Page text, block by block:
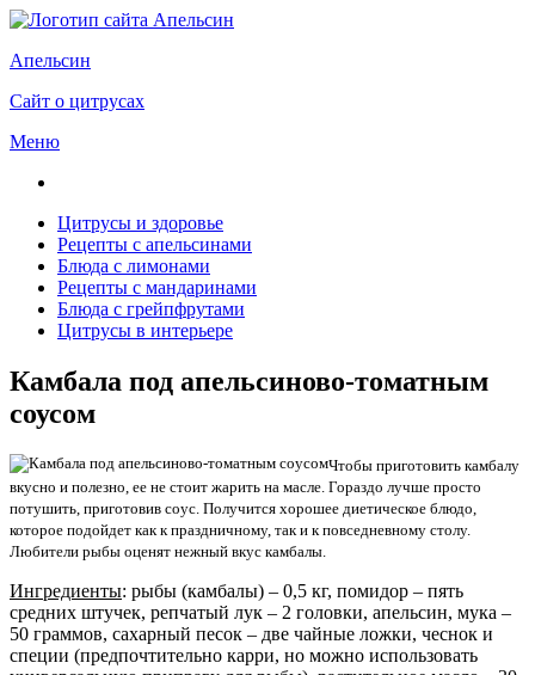
Апельсин
Сайт о цитрусах
Меню
Цитрусы и здоровье
Рецепты с апельсинами
Блюда с лимонами
Рецепты с мандаринами
Блюда с грейпфрутами
Цитрусы в интерьере
Камбала под апельсиново-томатным
соусом
Чтобы приготовить камбалу
вкусно и полезно, ее не стоит жарить на масле. Гораздо лучше просто
потушить, приготовив соус. Получится хорошее диетическое блюдо,
которое подойдет как к праздничному, так и к повседневному столу.
Любители рыбы оценят нежный вкус камбалы.
Ингредиенты: рыбы (камбалы) – 0,5 кг, помидор – пять
средних штучек, репчатый лук – 2 головки, апельсин, мука –
50 граммов, сахарный песок – две чайные ложки, чеснок и
специи (предпочтительно карри, но можно использовать